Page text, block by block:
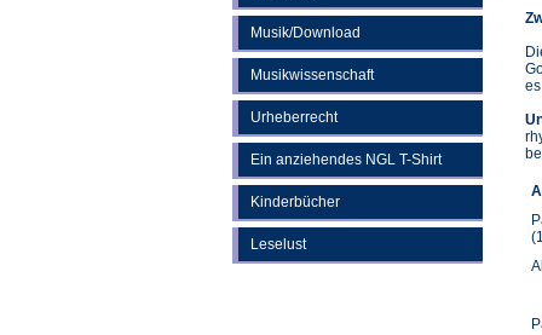
Musik/Download
Musikwissenschaft
Urheberrecht
Ein anziehendes NGL T-Shirt
Kinderbücher
Leselust